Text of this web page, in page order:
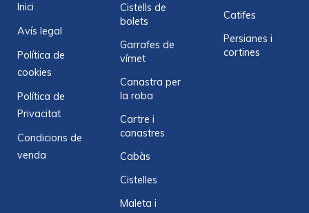
Inici
Avís legal
Política de
cookies
Política de
Privacitat
Condicions de
venda
Cistells de
bolets
Garrafes de
vímet
Canastra per
la roba
Cartre i
canastres
Cabàs
Cistelles
Maleta i
Catifes
Persianes i
cortines